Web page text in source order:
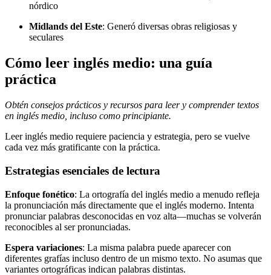
nórdico
Midlands del Este: Generó diversas obras religiosas y
seculares
Cómo leer inglés medio: una guía
práctica
Obtén consejos prácticos y recursos para leer y comprender textos
en inglés medio, incluso como principiante.
Leer inglés medio requiere paciencia y estrategia, pero se vuelve
cada vez más gratificante con la práctica.
Estrategias esenciales de lectura
Enfoque fonético: La ortografía del inglés medio a menudo refleja
la pronunciación más directamente que el inglés moderno. Intenta
pronunciar palabras desconocidas en voz alta—muchas se volverán
reconocibles al ser pronunciadas.
Espera variaciones: La misma palabra puede aparecer con
diferentes grafías incluso dentro de un mismo texto. No asumas que
variantes ortográficas indican palabras distintas.